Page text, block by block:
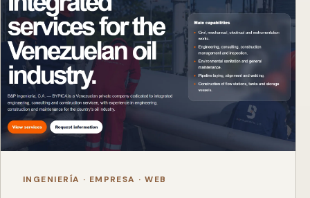
INGENIERÍA · EMPRESA · WEB